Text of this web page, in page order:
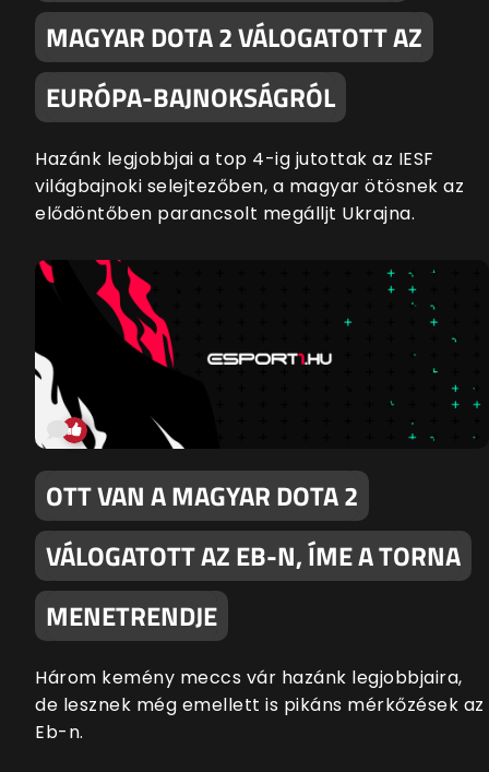
MAGYAR DOTA 2 VÁLOGATOTT AZ
EURÓPA-BAJNOKSÁGRÓL
Hazánk legjobbjai a top 4-ig jutottak az IESF
világbajnoki selejtezőben, a magyar ötösnek az
elődöntőben parancsolt megálljt Ukrajna.
OTT VAN A MAGYAR DOTA 2
VÁLOGATOTT AZ EB-N, ÍME A TORNA
MENETRENDJE
Három kemény meccs vár hazánk legjobbjaira,
de lesznek még emellett is pikáns mérkőzések az
Eb-n.